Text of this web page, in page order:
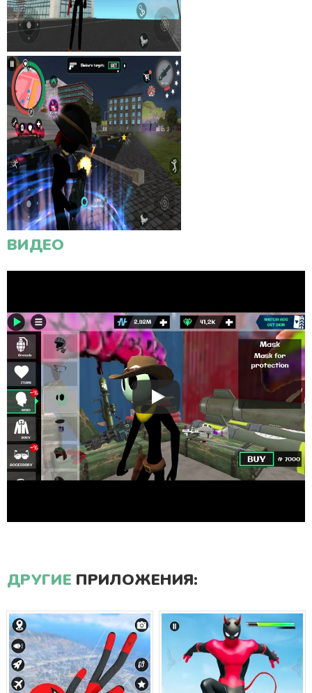
ВИДЕО
ДРУГИЕ ПРИЛОЖЕНИЯ: